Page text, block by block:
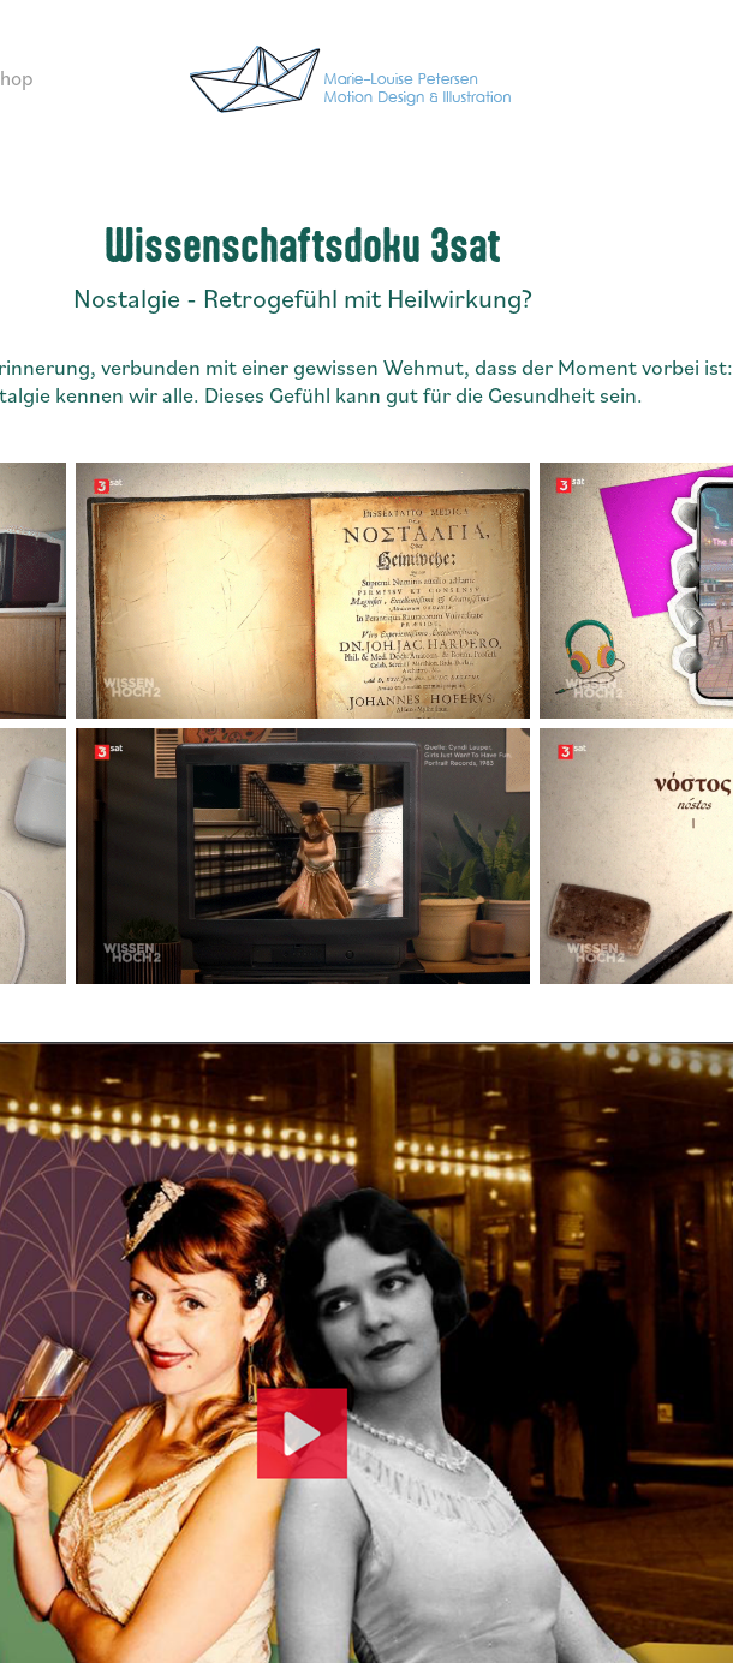
Wissenschaftsdoku 3sat
Nostalgie - Retrogefühl mit Heilwirkung?
verbunden mit einer gewissen Wehmut, dass der Moment vorbei ist:
kennen wir alle. Dieses Gefühl kann gut für die Gesundheit sein.